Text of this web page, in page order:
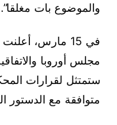
والموضوع بات مغلقا”.
في 15 مارس،
مجلس أوروبا
ستمتثل لقرارات
متوافقة مع الدستور